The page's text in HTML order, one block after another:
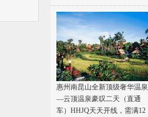
惠州南昆山全新顶级奢华温泉
—云顶温泉豪叹二天（直通
车）HHJQ天天开线，需满12